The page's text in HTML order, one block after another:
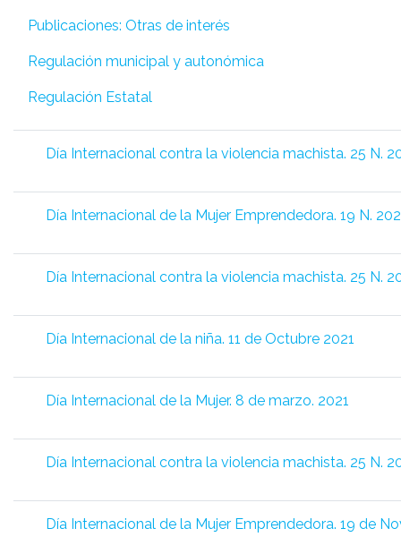
Publicaciones: Otras de interés
Regulación municipal y autonómica
Regulación Estatal
Día Internacional contra la violencia machista. 25 N.
Día Internacional de la Mujer Emprendedora. 19 N.
Día Internacional contra la violencia machista. 25 N.
Día Internacional de la niña. 11 de Octubre 2021
Día Internacional de la Mujer. 8 de marzo. 2021
Día Internacional contra la violencia machista. 25 N.
Día Internacional de la Mujer Emprendedora. 19 de